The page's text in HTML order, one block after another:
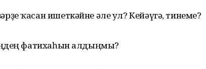
ҡасан ишеткәйне әле ул? Кейәүгә, тинеме?
фатихаһын алдыңмы?